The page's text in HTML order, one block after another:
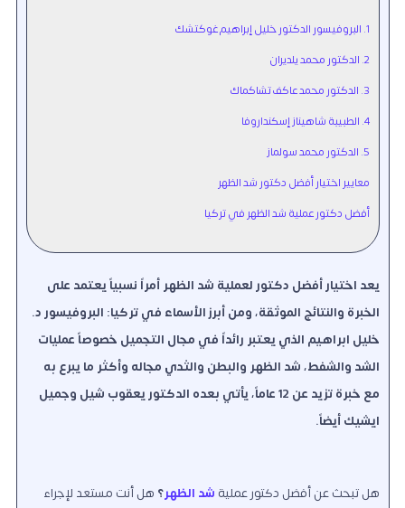
1. البروفيسور الدكتور خليل إبراهيم غوكتشك
2. الدكتور محمد يلديران
3. الدكتور محمد عاكف تشاكماك
4. الطبيبة شاهيناز إسكنداروفا
5. الدكتور محمد سولماز
معايير اختيار أفضل دكتور شد الظهر
أفضل دكتور عملية شد الظهر في تركيا
يعد اختيار أفضل دكتور لعملية شد الظهر أمراً نسبياً يعتمد على
الخبرة والنتائج الموثقة، ومن أبرز الأسماء في تركيا: البروفيسور د.
خليل ابراهيم الذي يعتبر رائداً في مجال التجميل خصوصاً عمليات
الشد والشفط، شد الظهر والبطن والثدي مجاله وأكثر ما يبرع به
مع خبرة تزيد عن 12 عاماً، يأتي بعده الدكتور يعقوب شيل وجميل
ايشيك أيضاً.
هل تبحث عن أفضل دكتور عملية شد الظهر؟ هل أنت مستعدٌّ لإجراء